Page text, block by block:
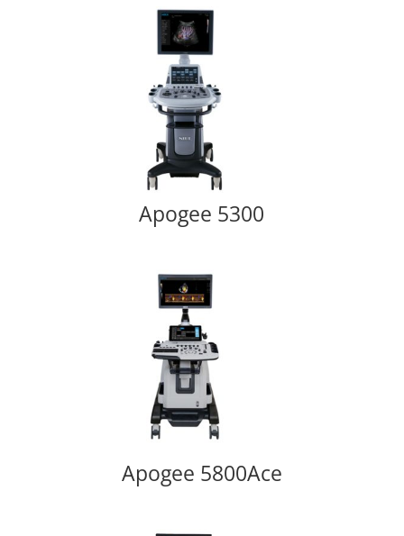
Apogee 5300
Apogee 5800Ace